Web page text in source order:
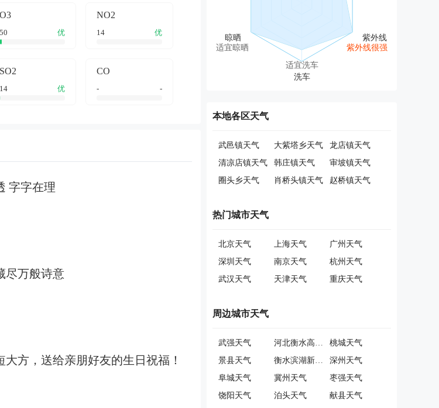
O3
50 优
NO2
14 优
SO2
14 优
CO
- -
字字在理
尽万般诗意
方，送给亲朋好友的生日祝福！
适宜晾晒
适宜洗车
紫外线很强
本地各区天气
武邑镇天气 大紫塔乡天气
龙店镇天气
清凉店镇天气
韩庄镇天气
审坡镇天气
圈头乡天气
肖桥头镇天气 赵桥镇天气
热门城市天气
北京天气 上海天气
广州天气
深圳天气
南京天气
杭州天气
武汉天气
天津天气 重庆天气
周边城市天气
武强天气 河北衡水高新技术产业开发区天气
桃城天气
景县天气
衡水滨湖新区天气
深州天气
阜城天气
冀州天气
枣强天气
饶阳天气
泊头天气
献县天气